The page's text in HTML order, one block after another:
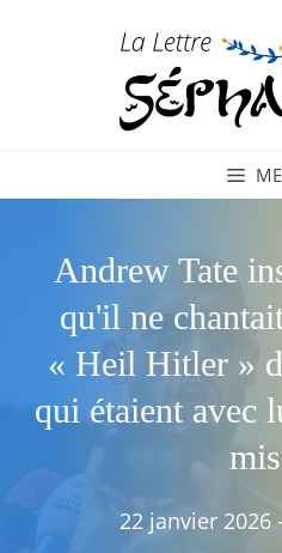
Andrew Tate
qu'il ne
« Heil Hitler »
qui étaient avec
22 janvier 2026 -